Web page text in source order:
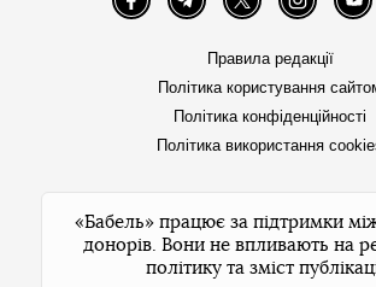
FacebookTelegramTwitter Instagram
Правила редакції
Політика користування
Політика конфіденційності
Політика використання
«Бабель» працює за підтримки
донорів. Вони не впливають на
політику та зміст